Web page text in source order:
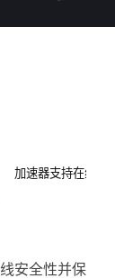
加速器支持在线支
安全性并保